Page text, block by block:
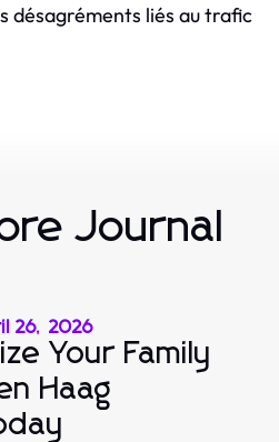
désagréments liés au trafic
Journal
26, 2026
Your Family
Haag